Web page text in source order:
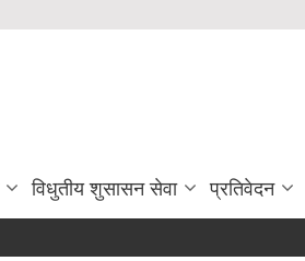
विधुतीय शुसासन सेवा प्रतिवेदन